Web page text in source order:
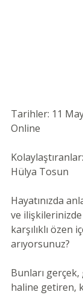
Tarihler: 11
Online
Hülya Tosun
Hayatınızda
ve ilişkilerinizde
karşılıklı özen
arıyorsunuz?
Bunları
haline getiren,